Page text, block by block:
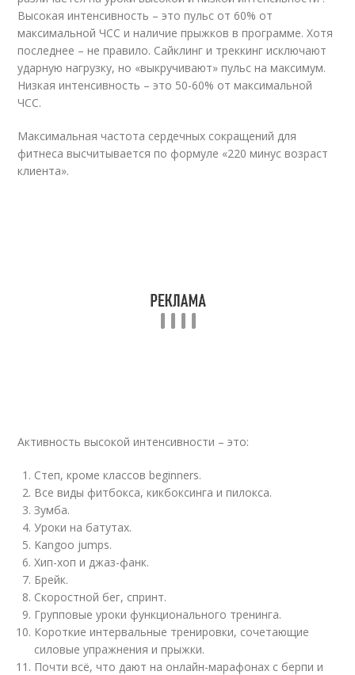
Высокая интенсивность – это пульс от 60% от
максимальной ЧСС и наличие прыжков в программе. Хотя
последнее – не правило. Сайклинг и треккинг исключают
ударную нагрузку, но «выкручивают» пульс на максимум.
Низкая интенсивность – это 50-60% от максимальной
ЧСС.
Максимальная частота сердечных сокращений для
фитнеса высчитывается по формуле «220 минус возраст
клиента».
Активность высокой интенсивности – это:
Степ, кроме классов beginners.
Все виды фитбокса, кикбоксинга и пилокса.
Зумба.
Уроки на батутах.
Kangoo jumps.
Хип-хоп и джаз-фанк.
Брейк.
Скоростной бег, спринт.
Групповые уроки функционального тренинга.
Короткие интервальные тренировки, сочетающие
силовые упражнения и прыжки.
Почти всё, что дают на онлайн-марафонах с берпи и